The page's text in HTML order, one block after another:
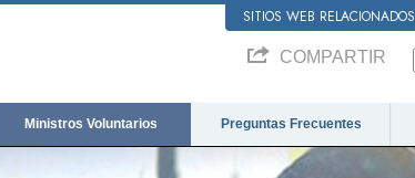
SITIOS WEB RELACIONADOS
COMPARTIR
Ministros Voluntarios Preguntas Frecuentes